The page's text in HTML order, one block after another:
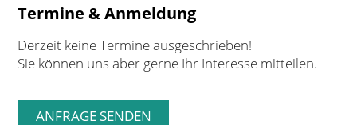
Termine & Anmeldung
Derzeit keine Termine ausgeschrieben!
Sie können uns aber gerne Ihr Interesse mitteilen.